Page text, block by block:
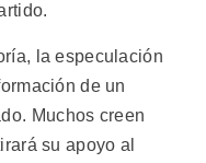
la especulación
de un
Muchos creen
su apoyo al